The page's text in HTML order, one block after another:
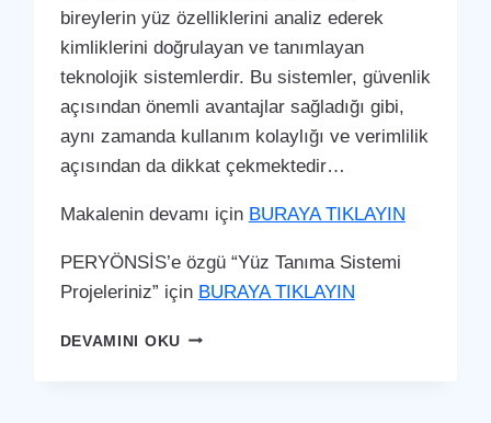
bireylerin yüz özelliklerini analiz ederek
kimliklerini doğrulayan ve tanımlayan
teknolojik sistemlerdir. Bu sistemler, güvenlik
açısından önemli avantajlar sağladığı gibi,
aynı zamanda kullanım kolaylığı ve verimlilik
açısından da dikkat çekmektedir…
Makalenin devamı için BURAYA TIKLAYIN
PERYÖNSİS’e özgü “Yüz Tanıma Sistemi
Projeleriniz” için BURAYA TIKLAYIN
DEVAMINI OKUSULTANGAZI